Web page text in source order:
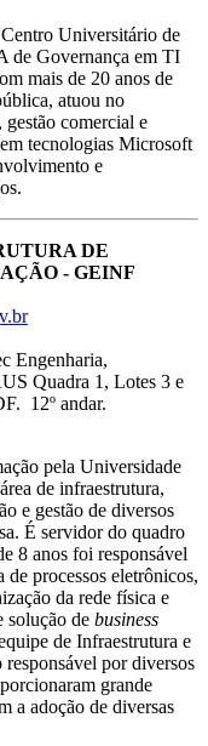
Universitário de
de Governança em TI
mais de 20 anos de
atuou no
comercial e
tecnologias Microsoft
e
DE
- GEINF
Engenharia,
Quadra 1, Lotes 3 e
12º andar.
pela Universidade
de infraestrutura,
e gestão de diversos
É servidor do quadro
8 anos foi responsável
processos eletrônicos,
da rede física e
solução de business
de Infraestrutura e
por diversos
grande
a adoção de diversas